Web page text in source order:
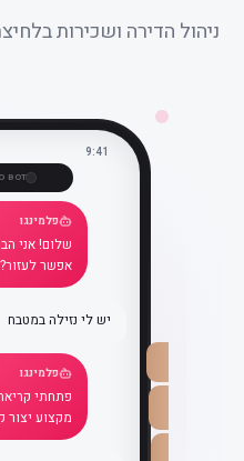
ניהול הדירה ושכירות
9:41
BOT
פלמינגו
שלום! אני
אפשר לעזור?
יש לי נזילה במטבח
פלמינגו
מקצוע יצור